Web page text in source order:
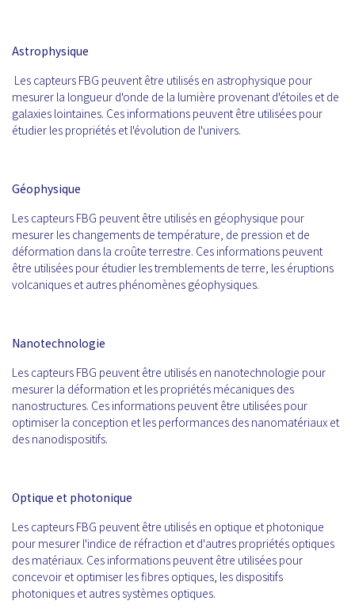
Astrophysique
Les capteurs FBG peuvent être utilisés en astrophysique pour
mesurer la longueur d'onde de la lumière provenant d'étoiles et de
galaxies lointaines. Ces informations peuvent être utilisées pour
étudier les propriétés et l'évolution de l'univers.
Géophysique
Les capteurs FBG peuvent être utilisés en géophysique pour
mesurer les changements de température, de pression et de
déformation dans la croûte terrestre. Ces informations peuvent
être utilisées pour étudier les tremblements de terre, les éruptions
volcaniques et autres phénomènes géophysiques.
Nanotechnologie
Les capteurs FBG peuvent être utilisés en nanotechnologie pour
mesurer la déformation et les propriétés mécaniques des
nanostructures. Ces informations peuvent être utilisées pour
optimiser la conception et les performances des nanomatériaux et
des nanodispositifs.
Optique et photonique
Les capteurs FBG peuvent être utilisés en optique et photonique
pour mesurer l'indice de réfraction et d'autres propriétés optiques
des matériaux. Ces informations peuvent être utilisées pour
concevoir et optimiser les fibres optiques, les dispositifs
photoniques et autres systèmes optiques.